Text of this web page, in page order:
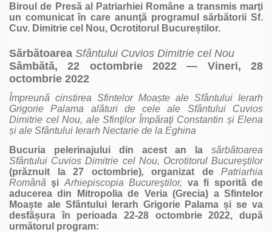
Biroul de Presă al Patriarhiei Române a transmis marţi
un comunicat în care anunţă programul sărbătorii Sf.
Cuv. Dimitrie cel Nou, Ocrotitorul Bucureștilor.
Sărbătoarea Sfântului Cuvios Dimitrie cel Nou
Sâmbătă, 22 octombrie 2022 — Vineri, 28
octombrie 2022
Împreună cinstirea Sfintelor Moaște ale Sfântului Ierarh
Grigorie Palama alături de cele ale Sfântului Cuvios
Dimitrie cel Nou, ale Sfinţilor Împăraţi Constantin și Elena
și ale Sfântului Ierarh Nectarie de la Eghina
Bucuria pelerinajului din acest an la sărbătoarea
Sfântului Cuvios Dimitrie cel Nou, Ocrotitorul Bucureştilor
(prăznuit la 27 octombrie), organizat de Patriarhia
Românăşi Arhiepiscopia Bucureştilor, va fi sporită de
aducerea din Mitropolia de Veria (Grecia) a Sfintelor
Moaște ale Sfântului Ierarh Grigorie Palamași se va
desfășura în perioada 22-28 octombrie 2022, după
următorul program: